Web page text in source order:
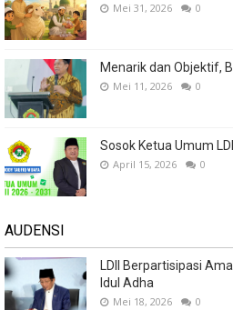
Mei 31, 2026 0
Menarik dan Objektif,
Mei 11, 2026 0
Sosok Ketua Umum
April 15, 2026 0
AUDENSI
LDII Berpartisipasi
Idul Adha
Mei 18, 2026 0